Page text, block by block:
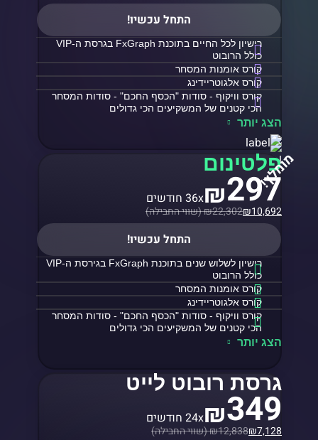
התחל עכשיו!
רישיון לכל החיים בתוכנת FxGraph בגרסת ה-VIP
כולל הרובוט
קורס אומנות המסחר
קורס אלגוטריידינג
קורס וויקוף - סודות "הכסף החכם" - סודות המסחר
הכי קטנים של המשקיעים הכי גדולים
הצג יותר
מומלץ!
פלטינום
₪297 36x חודשים
₪10,692
₪22,302 (שווי החבילה)
התחל עכשיו!
רישיון לשלוש שנים בתוכנת FxGraph בגירסת ה-VIP
כולל הרובוט
קורס אומנות המסחר
קורס אלגוטריידינג
קורס וויקוף - סודות "הכסף החכם" - סודות המסחר
הכי קטנים של המשקיעים הכי גדולים
הצג יותר
גרסת רובוט לייט
₪349 24x חודשים
₪7,128
₪12,838 (שווי החבילה)